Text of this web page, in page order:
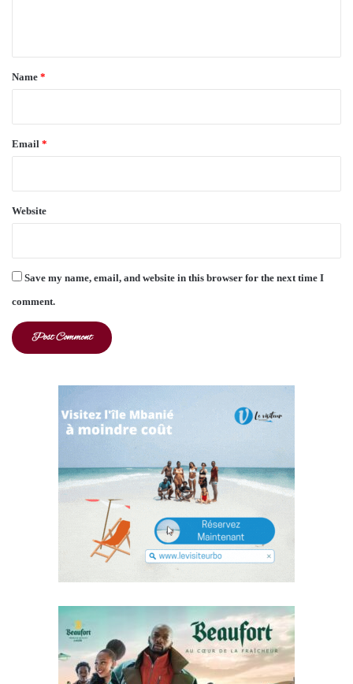
*
Name *
Email *
Website
Save my name, email, and website in this browser for the next time I
comment.